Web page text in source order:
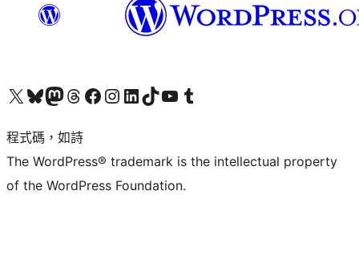
查看我們的 X (之前的 Twitter) 帳號造訪我們的 Bluesky 帳號造訪我們的 Mastodon 帳號造訪我們的 Threads 帳號 造訪我們的 Facebook 粉絲專頁Visit our Instagram account
Visit our LinkedIn account
造訪我們的 TikTok 帳號Visit our YouTube channel
造訪我們的 Tumblr 帳號
程式碼，如詩
The WordPress® trademark is the intellectual property
of the WordPress Foundation.